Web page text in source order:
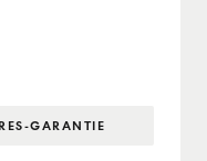
GARANTIE